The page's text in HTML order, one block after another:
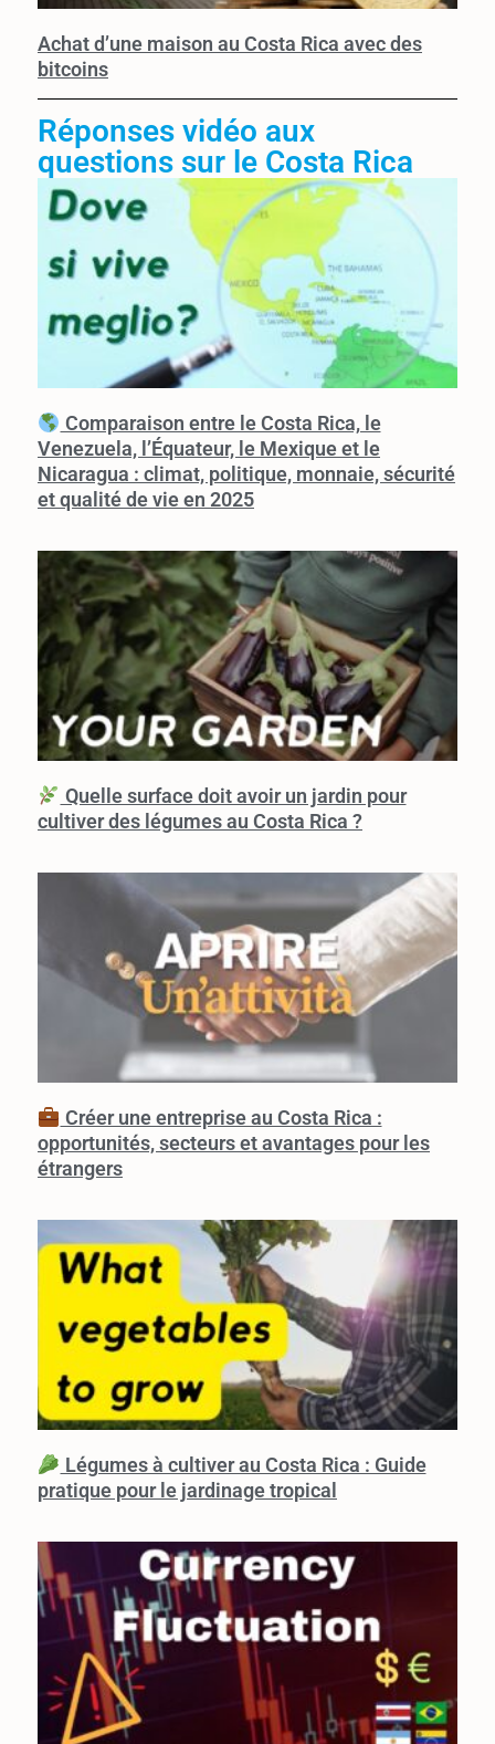
Achat d’une maison au Costa Rica avec des
bitcoins
Réponses vidéo aux
questions sur le Costa Rica
Comparaison entre le Costa Rica, le
Venezuela, l’Équateur, le Mexique et le
Nicaragua : climat, politique, monnaie, sécurité
et qualité de vie en 2025
Quelle surface doit avoir un jardin pour
cultiver des légumes au Costa Rica ?
Créer une entreprise au Costa Rica :
opportunités, secteurs et avantages pour les
étrangers
Légumes à cultiver au Costa Rica : Guide
pratique pour le jardinage tropical